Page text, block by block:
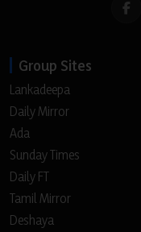
Group Sites
Lankadeepa
Daily Mirror
Ada
Sunday Times
Daily FT
Tamil Mirror
Deshaya